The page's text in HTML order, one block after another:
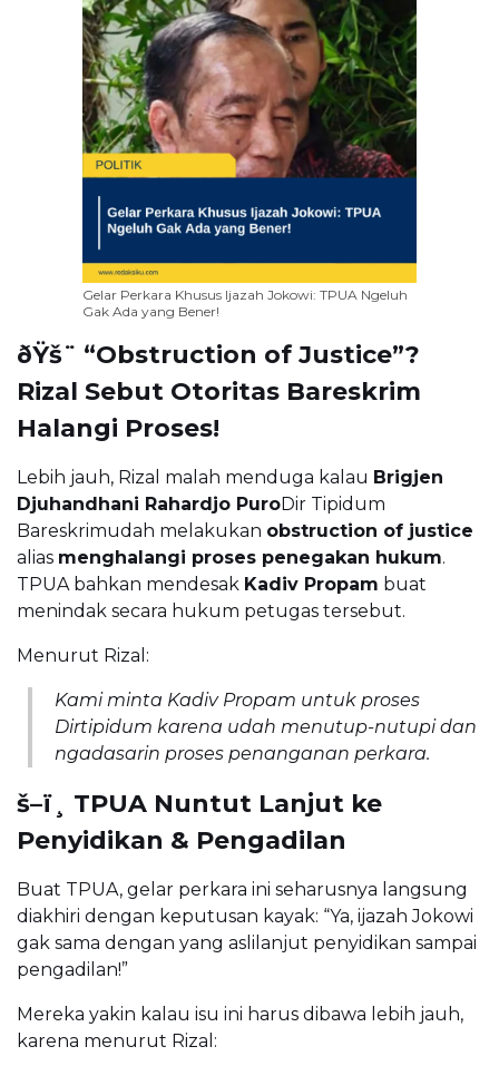
Gelar Perkara Khusus Ijazah Jokowi: TPUA Ngeluh
Gak Ada yang Bener!
ðŸš¨ “Obstruction of Justice”?
Rizal Sebut Otoritas Bareskrim
Halangi Proses!
Lebih jauh, Rizal malah menduga kalau Brigjen
Djuhandhani Rahardjo PuroDir Tipidum
Bareskrimudah melakukan obstruction of justice
alias menghalangi proses penegakan hukum.
TPUA bahkan mendesak Kadiv Propam buat
menindak secara hukum petugas tersebut.
Menurut Rizal:
Kami minta Kadiv Propam untuk proses
Dirtipidum karena udah menutup-nutupi dan
ngadasarin proses penanganan perkara.
š–ï¸ TPUA Nuntut Lanjut ke
Penyidikan & Pengadilan
Buat TPUA, gelar perkara ini seharusnya langsung
diakhiri dengan keputusan kayak: “Ya, ijazah Jokowi
gak sama dengan yang aslilanjut penyidikan sampai
pengadilan!”
Mereka yakin kalau isu ini harus dibawa lebih jauh,
karena menurut Rizal: